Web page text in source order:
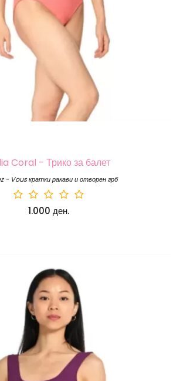
Coral - Трико за балет
- Vous кратки ракави и отворен грб
1.000 ден.